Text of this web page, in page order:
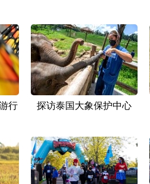
行 探访泰国大象保护中心